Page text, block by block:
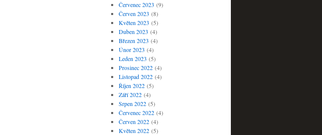
Červenec 2023 (9)
Červen 2023 (8)
Květen 2023 (5)
Duben 2023 (4)
Březen 2023 (4)
Únor 2023 (4)
Leden 2023 (5)
Prosinec 2022(4)
Listopad 2022(4)
Říjen 2022(5)
Září 2022(4)
Srpen 2022(5)
Červenec 2022(4)
Červen 2022(4)
Květen 2022(5)